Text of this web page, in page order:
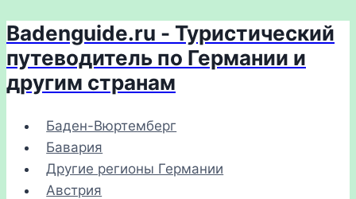
Перейти
к
содержимому
Badenguide.ru - Туристический
путеводитель по Германии и
другим странам
Баден-Вюртемберг
Бавария
Другие регионы Германии
Австрия